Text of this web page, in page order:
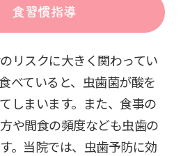
食習慣指導
リスクに大きく関わってい
べていると、虫歯菌が酸を
しまいます。また、食事の
や間食の頻度なども虫歯の
。当院では、虫歯予防に効